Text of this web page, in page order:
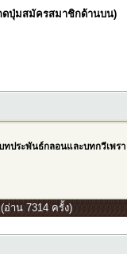
ดปุ่มสมัครสมาชิกด้านบน)
ทประพันธ์กลอนและบทกวีเพรา
าน 7314 ครั้ง)